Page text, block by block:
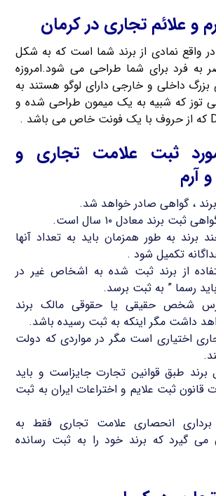
و علائم تجاری در کرمان
در واقع نمادی از برند شما است که به شکل
فرد برای شما طراحی می شود.امروزه
بزرگ داخلی و خارجی دارای لوگو هستند به
توز که شبیه به یک میمون طراحی شده و
ثبت علامت تجاری و
، گواهی صادر خواهد شد.
ثبت برند معادل ۱۰ سال است.
برند به طور همزمان باید به تعداد آنها
تکمیل شود .
از برند ثبت شده به اشخاص غیر در
رسما ” به ثبت برسد.
شخص حقیقی یا حقوقی مالک برند
داشت مگر اینکه به ثبت رسیده باشد.
اختیاری است مگر در مواردی که دولت
برند طبق قوانین تجارت جایزاست و باید
قانون ثبت علایم و اختراعات ایران به ثبت
انحصاری علامت تجاری فقط به
می گیرد که برند خود را به ثبت رسانده